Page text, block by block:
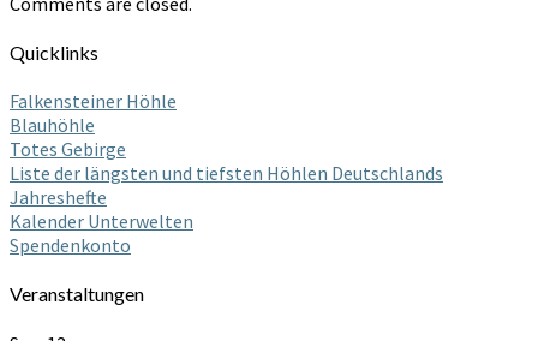
Quicklinks
Falkensteiner Höhle
Blauhöhle
Totes Gebirge
Liste der längsten und tiefsten Höhlen Deutschlands
Jahreshefte
Kalender Unterwelten
Spendenkonto
Veranstaltungen